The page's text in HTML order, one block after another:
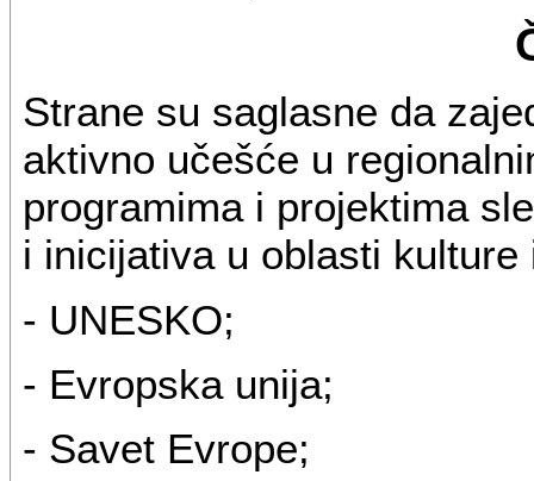
Strane su saglasne da
aktivno učešće u
programima i projektima
i inicijativa u oblasti kulture
- UNESKO;
- Evropska unija;
- Savet Evrope;